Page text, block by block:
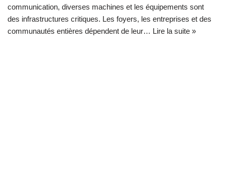
communication, diverses machines et les équipements sont
des infrastructures critiques. Les foyers, les entreprises et des
communautés entières dépendent de leur… Lire la suite »